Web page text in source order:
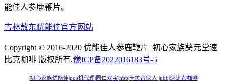
能佳人参鹿鞭片。
吉林敖东优能佳官方网站
Copyright © 2016-2020 优能佳人参鹿鞭片_初心家族葵元堂速
比克咖啡 版权所有.豫ICP备2022016183号-5
初心家族优能佳 pos机代理 同仁双宝 nbb 卡拉合伙人 nbb 速比克咖啡